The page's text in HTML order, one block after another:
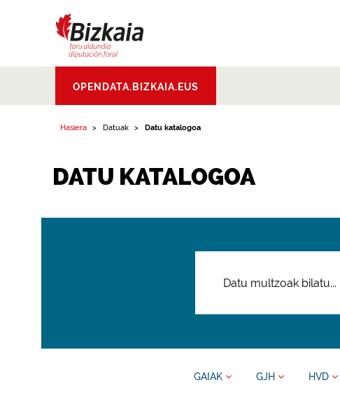
Aldundia.Diputacion
Foral de Bizkaia
OPENDATA.BIZKAIA.EUS
Hasiera Datuak Datu katalogoa
DATU KATALOGOA
GAIAK GJH HVD